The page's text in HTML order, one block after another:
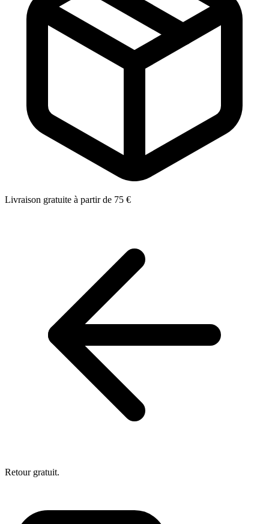
Livraison gratuite à partir de 75 €
Retour gratuit.